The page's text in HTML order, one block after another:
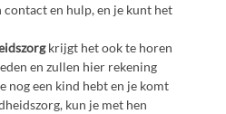
contact en hulp, en je kunt het
krijgt het ook te horen
en zullen hier rekening
nog een kind hebt en je komt
kun je met hen